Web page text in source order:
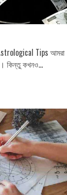
Astrological Tips আমরা
কিন্তু কখনও...